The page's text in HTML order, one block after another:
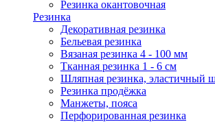
Резинка окантовочная
Резинка
Декоративная резинка
Бельевая резинка
Вязаная резинка 4 - 100 мм
Тканная резинка 1 - 6 см
Шляпная резинка, эластичный
Резинка продёжка
Манжеты, пояса
Перфорированная резинка